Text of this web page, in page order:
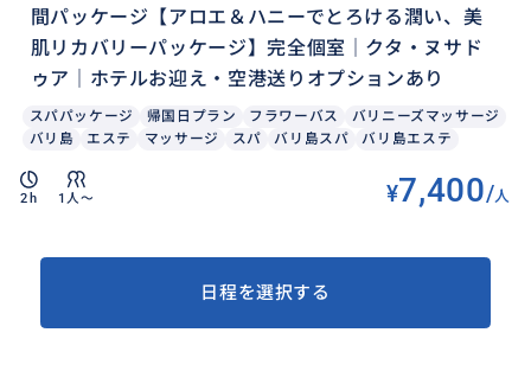
間パッケージ【アロエ＆ハニーでとろける潤い、美
肌リカバリーパッケージ】完全個室｜クタ・ヌサド
ゥア｜ホテルお迎え・空港送りオプションあり
スパパッケージ 帰国日プラン フラワーバス
バリニーズマッサージ
バリ島
エステ マッサージ スパ バリ島スパ バリ島エステ
2h 1人〜 ¥7,400/人
日程を選択する